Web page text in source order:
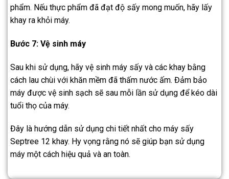
phẩm. Nếu thực phẩm đã đạt độ sấy mong muốn, hãy lấy
khay ra khỏi máy.
Bước 7: Vệ sinh máy
Sau khi sử dụng, hãy vệ sinh máy sấy và các khay bằng
cách lau chùi với khăn mềm đã thấm nước ấm. Đảm bảo
máy được vệ sinh sạch sẽ sau mỗi lần sử dụng để kéo dài
tuổi thọ của máy.
Đây là hướng dẫn sử dụng chi tiết nhất cho máy sấy
Septree 12 khay. Hy vọng rằng nó sẽ giúp bạn sử dụng
máy một cách hiệu quả và an toàn.